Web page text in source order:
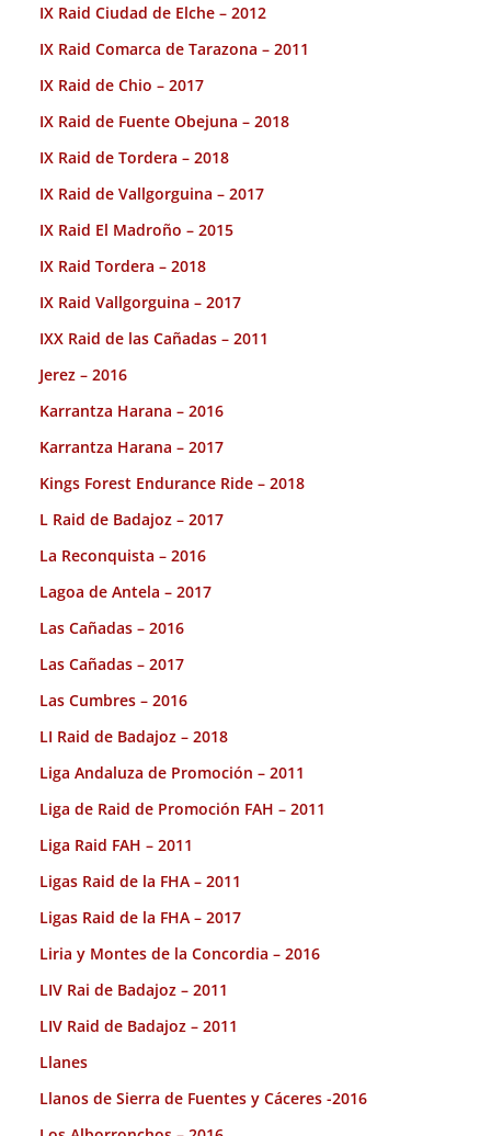
IX Raid Ciudad de Elche – 2012
IX Raid Comarca de Tarazona – 2011
IX Raid de Chio – 2017
IX Raid de Fuente Obejuna – 2018
IX Raid de Tordera – 2018
IX Raid de Vallgorguina – 2017
IX Raid El Madroño – 2015
IX Raid Tordera – 2018
IX Raid Vallgorguina – 2017
IXX Raid de las Cañadas – 2011
Jerez – 2016
Karrantza Harana – 2016
Karrantza Harana – 2017
Kings Forest Endurance Ride – 2018
L Raid de Badajoz – 2017
La Reconquista – 2016
Lagoa de Antela – 2017
Las Cañadas – 2016
Las Cañadas – 2017
Las Cumbres – 2016
LI Raid de Badajoz – 2018
Liga Andaluza de Promoción – 2011
Liga de Raid de Promoción FAH – 2011
Liga Raid FAH – 2011
Ligas Raid de la FHA – 2011
Ligas Raid de la FHA – 2017
Liria y Montes de la Concordia – 2016
LIV Rai de Badajoz – 2011
LIV Raid de Badajoz – 2011
Llanes
Llanos de Sierra de Fuentes y Cáceres -2016